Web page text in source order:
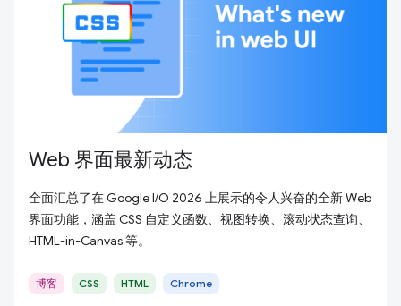
Web 界面最新动态
全面汇总了在 Google I/O 2026 上展示的令人兴奋的全新 Web
界面功能，涵盖 CSS 自定义函数、视图转换、滚动状态查询、
HTML-in-Canvas 等。
博客 CSS HTML Chrome